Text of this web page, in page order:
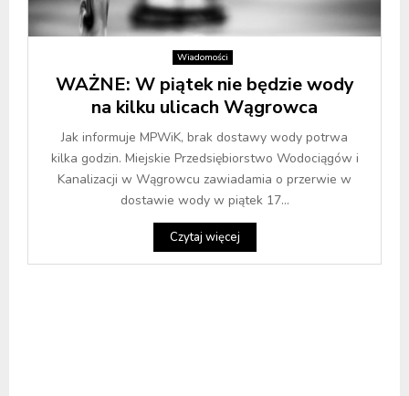
Wiadomości
WAŻNE: W piątek nie będzie wody
na kilku ulicach Wągrowca
Jak informuje MPWiK, brak dostawy wody potrwa
kilka godzin. Miejskie Przedsiębiorstwo Wodociągów i
Kanalizacji w Wągrowcu zawiadamia o przerwie w
dostawie wody w piątek 17...
Czytaj więcej